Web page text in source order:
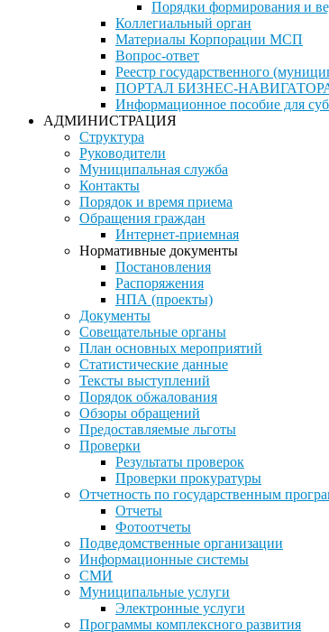
Порядки формирования и
Коллегиальный орган
Материалы Корпорации МСП
Вопрос-ответ
Реестр государственного
ПОРТАЛ БИЗНЕС-
Информационное пособие для
АДМИНИСТРАЦИЯ
Структура
Руководители
Муниципальная служба
Контакты
Порядок и время приема
Обращения граждан
Интернет-приемная
Нормативные документы
Постановления
Распоряжения
НПА (проекты)
Документы
Совещательные органы
План основных мероприятий
Статистические данные
Тексты выступлений
Порядок обжалования
Обзоры обращений
Предоставляемые льготы
Проверки
Результаты проверок
Проверки прокуратуры
Отчетность по государственным
Отчеты
Фотоотчеты
Подведомственные организации
Информационные системы
СМИ
Муниципальные услуги
Электронные услуги
Программы комплексного развития